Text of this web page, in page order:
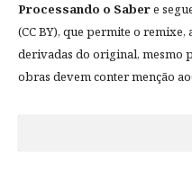
Processando o Sabere
(CC BY), que permite o remixe,
derivadas do original, mesmo
obras devem conter menção